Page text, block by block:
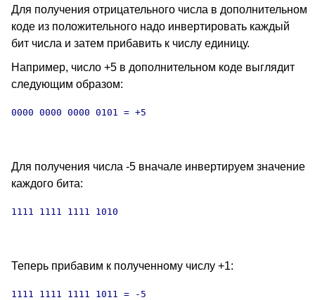
Для получения отрицательного числа в дополнительном
коде из положительного надо инвертировать каждый
бит числа и затем прибавить к числу единицу.
Например, число +5 в дополнительном коде выглядит
следующим образом:
0000 0000 0000 0101 = +5
Для получения числа -5 вначале инвертируем значение
каждого бита:
1111 1111 1111 1010
Теперь прибавим к полученному числу +1:
1111 1111 1111 1011 = -5